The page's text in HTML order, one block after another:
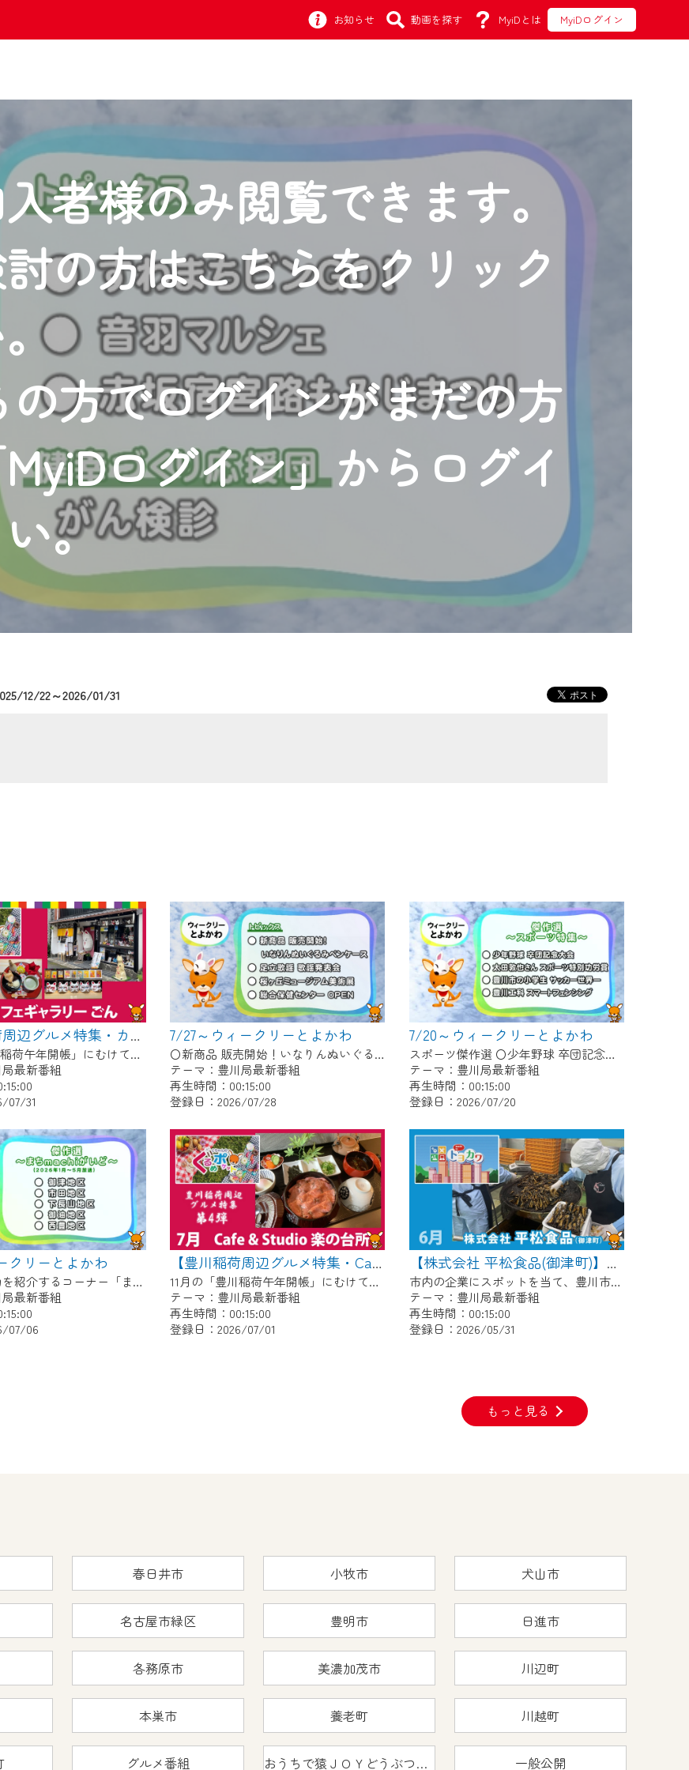
お知らせ 動画を探す MyiDとは MyiDログイン
者様のみ閲覧できます。
の方はこちらをクリック
方でログインがまだの方
ログイン」からログイ
。
12/22～2026/01/31
【豊川稲荷周辺グルメ特集・カフェギャラリーごん】Cちゃんのぐるめポケット
11月の「豊川稲荷午年開帳」にむけて、毎月豊川稲荷周辺のグルメを紹介します！ 今回は狐のグッズや縁起物を展示＆販売している古民家カフェ！自慢のお狐ぜんざいやお狐メニューが食べられます♪
最新番組
07/31
7/27～ウィークリーとよかわ
〇新商品 販売開始！いなりんぬいぐるみペンケース 〇足立歌謡 歌謡発表会 〇桜ヶ丘ミュージアム美術展 〇総合保健センター OPEN
テーマ：豊川局最新番組
再生時間：00:15:00
登録日：2026/07/28
7/20～ウィークリーとよかわ
スポーツ傑作選 〇少年野球 卒団記念大会 〇太田敦也さん スポーツ特別功労賞 〇豊川市の小学生 サッカー世界一 〇豊川工科 スマートフェンシング
テーマ：豊川局最新番組
再生時間：00:15:00
登録日：2026/07/20
クリーとよかわ
各地区の魅力を紹介するコーナー「まちmachiがいど」傑作選 〇御津地区 〇市田地区 〇下長山地区 〇御油地区 〇豊地区
最新番組
07/06
【豊川稲荷周辺グルメ特集・Cafe & Studio 楽の台所】Cちゃんのぐるめポケット
11月の「豊川稲荷午年開帳」にむけて、毎月豊川稲荷周辺のグルメを紹介します！ 今回は昨年6月にオープンした管理栄養士がプロデュースするお店「Cafe & Studio 楽の台所」です。
テーマ：豊川局最新番組
再生時間：00:15:00
登録日：2026/07/01
【株式会社 平松食品(御津町)】made in トヨカワ
市内の企業にスポットを当て、豊川市との関わりや自慢の商品などを放送。 【紹介企業】株式会社 平松食品(御津町)
テーマ：豊川局最新番組
再生時間：00:15:00
登録日：2026/05/31
もっと見る
春日井市 小牧市 犬山市
名古屋市緑区 豊明市 日進市
各務原市 美濃加茂市 川辺町
本巣市 養老町 川越町
グルメ番組 おうちで猿ＪＯＹどうぶつえん 一般公開
お知らせ
2024年9月24日からリニューアルします！
域の動画コンテンツが一目瞭然。
つでも・どこでも・外出先でも！
報番組をご視聴いただけます！
ービス向上のため、
は、一部コンテンツを除き、
イページ※』へのログインが必要となります。
いいたします。
が必要となります。
の各種サービスをご利用頂くためのIDです。
スで設定できます。
ドレスでも作成可能です）
規登録はこちら
続きご視聴いただけます。
いメンテナンス作業を予定しています。
程よろしくお願いいたします。